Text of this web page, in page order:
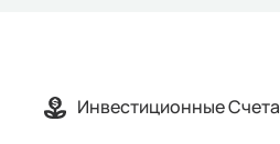
Инвестиционные Cчета